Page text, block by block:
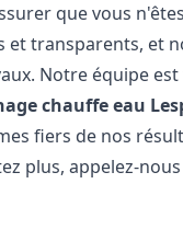
que vous
transparents, et
Notre équipe
chauffe eau
fiers de nos
plus, appelez-nous